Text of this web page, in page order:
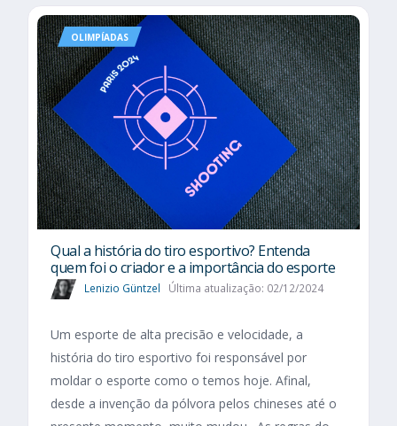
OLIMPÍADAS
Qual a história do tiro esportivo? Entenda
quem foi o criador e a importância do esporte
Lenizio Güntzel Última atualização: 02/12/2024
Um esporte de alta precisão e velocidade, a
história do tiro esportivo foi responsável por
moldar o esporte como o temos hoje. Afinal,
desde a invenção da pólvora pelos chineses até o